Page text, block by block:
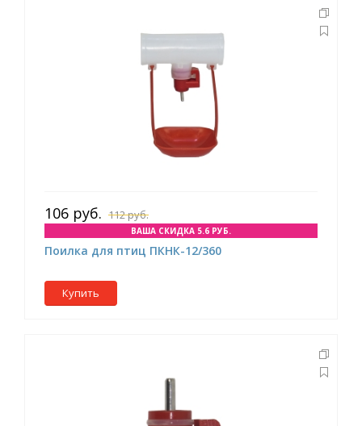
106 руб. 112 руб.
ВАША СКИДКА 5.6 РУБ.
Поилка для птиц ПКНК-12/360
Купить